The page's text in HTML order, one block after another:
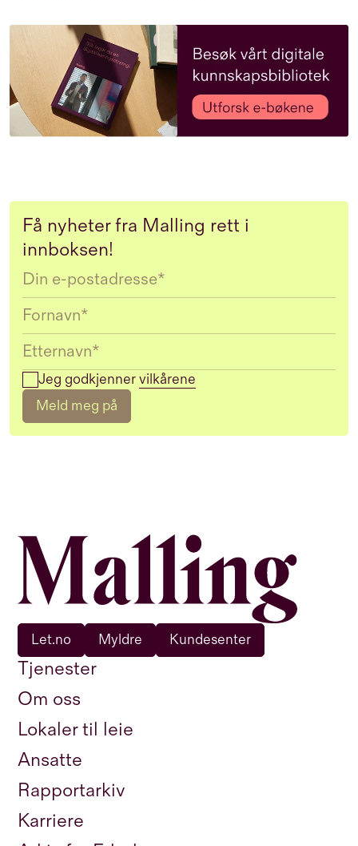
Få nyheter fra Malling rett i
innboksen!
Email
Jeg godkjennervilkårene
Meld meg på
Tjenester
Om oss
Lokaler til leie
Ansatte
Rapportarkiv
Karriere
Let.no Myldre Kundesenter